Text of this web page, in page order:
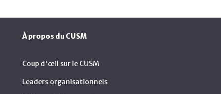
À propos du CUSM
Coup d'œil sur le CUSM
Leaders organisationnels